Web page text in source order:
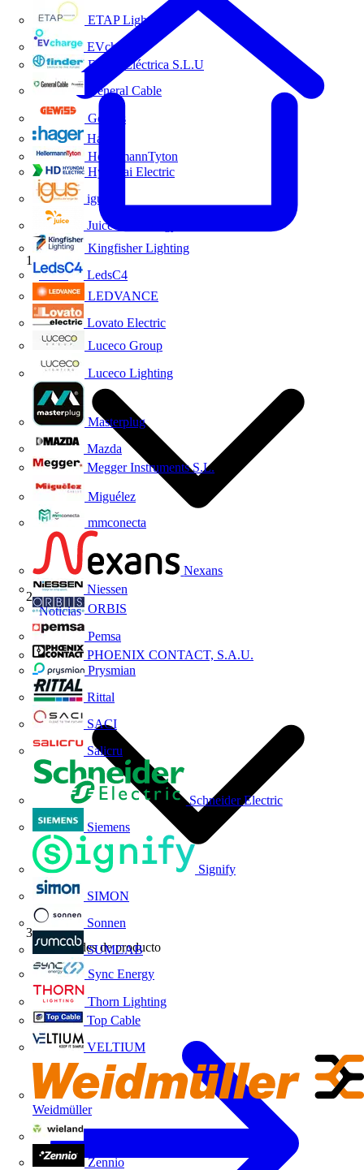
ETAP Lighting
EVcharge
Finder Eléctrica S.L.U
General Cable
Gewiss
Hager
HellermannTyton
Hyundai Electric
igus
Juice Technology
Kingfisher Lighting
LedsC4
LEDVANCE
Lovato Electric
Luceco Group
Luceco Lighting
Masterplug
Mazda
Megger Instruments S.L.
Miguélez
mmconecta
Nexans
Niessen
ORBIS
Pemsa
PHOENIX CONTACT, S.A.U.
Prysmian
Rittal
SACI
Salicru
Schneider Electric
Siemens
Signify
SIMON
Sonnen
SUMCAB
Sync Energy
Thorn Lighting
Top Cable
VELTIUM
Weidmüller
Zennio
Inicio
Noticias
Novedades de producto